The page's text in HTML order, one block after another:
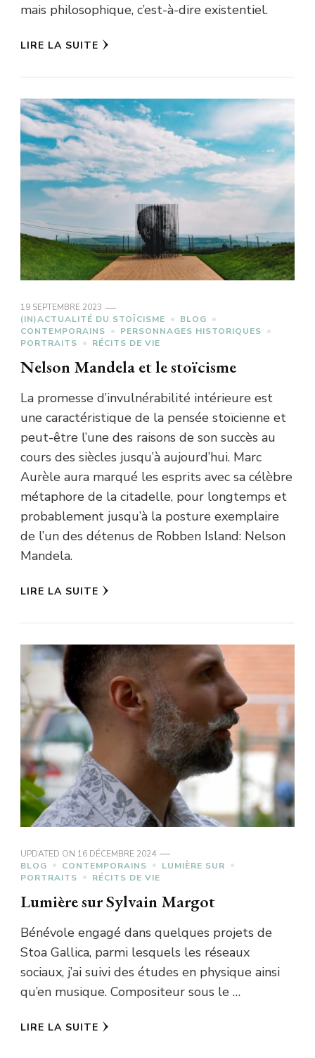
mais philosophique, c’est-à-dire existentiel.
LIRE LA SUITE
19 SEPTEMBRE 2023
(IN)ACTUALITÉ DU STOÏCISME
BLOG
CONTEMPORAINS
PERSONNAGES HISTORIQUES
PORTRAITS
RÉCITS DE VIE
Nelson Mandela et le stoïcisme
La promesse d’invulnérabilité intérieure est
une caractéristique de la pensée stoïcienne et
peut-être l’une des raisons de son succès au
cours des siècles jusqu’à aujourd’hui. Marc
Aurèle aura marqué les esprits avec sa célèbre
métaphore de la citadelle, pour longtemps et
probablement jusqu’à la posture exemplaire
de l’un des détenus de Robben Island: Nelson
Mandela.
LIRE LA SUITE
UPDATED ON 16 DÉCEMBRE 2024
BLOG
CONTEMPORAINS
LUMIÈRE SUR
PORTRAITS
RÉCITS DE VIE
Lumière sur Sylvain Margot
Bénévole engagé dans quelques projets de
Stoa Gallica, parmi lesquels les réseaux
sociaux, j’ai suivi des études en physique ainsi
qu’en musique. Compositeur sous le …
LIRE LA SUITE